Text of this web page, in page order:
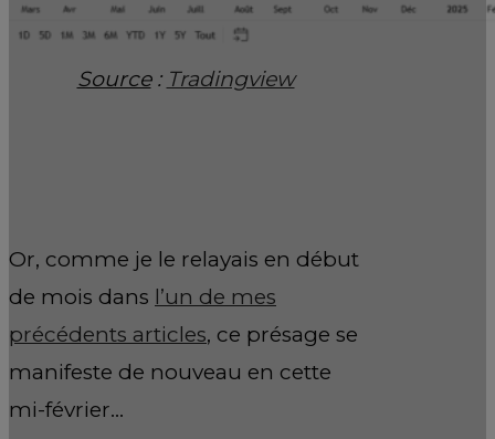
Source: Tradingview
Or, comme je le relayais en début
de mois dans l’un de mes
précédents articles, ce présage se
manifeste de nouveau en cette
mi-février…